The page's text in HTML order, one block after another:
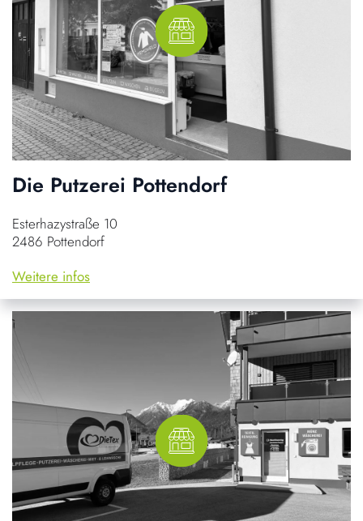
Die Putzerei Pottendorf
Esterhazystraße 10
2486 Pottendorf
Weitere infos